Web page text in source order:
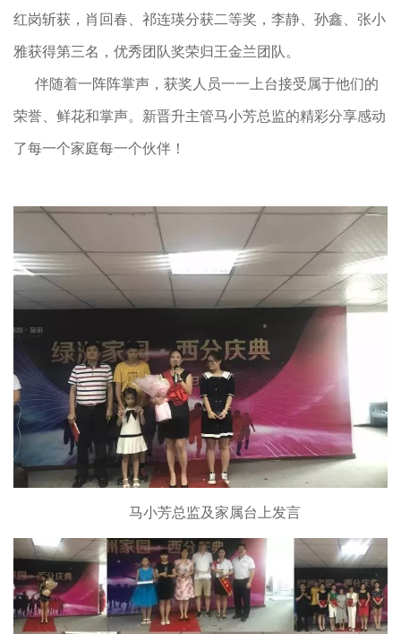
红岗斩获，肖回春、祁连瑛分获二等奖，李静、孙鑫、张小
雅获得第三名，优秀团队奖荣归王金兰团队。
伴随着一阵阵掌声，获奖人员一一上台接受属于他们的
荣誉、鲜花和掌声。新晋升主管马小芳总监的精彩分享感动
了每一个家庭每一个伙伴！
马小芳总监及家属台上发言